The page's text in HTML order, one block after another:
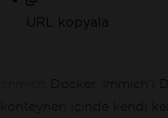
URL kopyala
Docker, Immich'i
konteyneri içinde kendi